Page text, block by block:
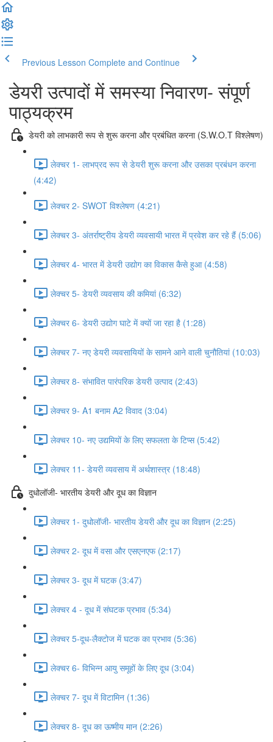
Previous Lesson Complete and Continue
डेयरी उत्पादों में समस्या निवारण- संपूर्ण
पाठ्यक्रम
डेयरी को लाभकारी रूप से शुरू करना और प्रबंधित करना (S.W.O.T विश्लेषण)
लेक्चर 1- लाभप्रद रूप से डेयरी शुरू करना और उसका प्रबंधन करना
(4:42)
लेक्चर 2- SWOT विश्लेषण (4:21)
लेक्चर 3- अंतर्राष्ट्रीय डेयरी व्यवसायी भारत में प्रवेश कर रहे हैं (5:06)
लेक्चर 4- भारत में डेयरी उद्योग का विकास कैसे हुआ (4:58)
लेक्चर 5- डेयरी व्यवसाय की कमियां (6:32)
लेक्चर 6- डेयरी उद्योग घाटे में क्यों जा रहा है (1:28)
लेक्चर 7- नए डेयरी व्यवसायियों के सामने आने वाली चुनौतियां (10:03)
लेक्चर 8- संभावित पारंपरिक डेयरी उत्पाद (2:43)
लेक्चर 9- A1 बनाम A2 विवाद (3:04)
लेक्चर 10- नए उद्यमियों के लिए सफलता के टिप्स (5:42)
लेक्चर 11- डेयरी व्यवसाय में अर्थशास्त्र (18:48)
दुधोलॉजी- भारतीय डेयरी और दूध का विज्ञान
लेक्चर 1- दुधोलॉजी- भारतीय डेयरी और दूध का विज्ञान (2:25)
लेक्चर 2- दूध में वसा और एसएनएफ (2:17)
लेक्चर 3- दूध में घटक (3:47)
लेक्चर 4 - दूध में संघटक प्रभाव (5:34)
लेक्चर 5-दूध-लैक्टोज में घटक का प्रभाव (5:36)
लेक्चर 6- विभिन्न आयु समूहों के लिए दूध (3:04)
लेक्चर 7- दूध में विटामिन (1:36)
लेक्चर 8- दूध का ऊष्मीय मान (2:26)